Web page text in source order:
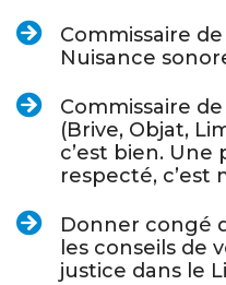
Commissaire
Nuisance
Commissaire
(Brive, Objat,
c’est bien. Une
respecté, c’est
Donner congé
les conseils de
justice dans le